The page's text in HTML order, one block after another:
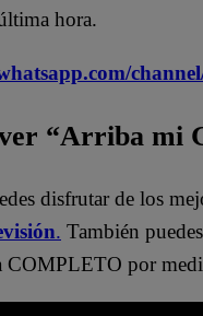
hora.
“Arriba mi
disfrutar de los
. También
COMPLETO por